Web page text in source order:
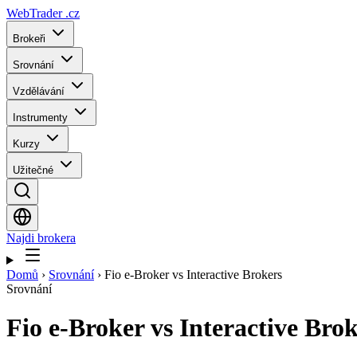
WebTrader .cz
Brokeři
Srovnání
Vzdělávání
Instrumenty
Kurzy
Užitečné
Najdi brokera
Domů › Srovnání › Fio e-Broker vs Interactive Brokers
Srovnání
Fio e-Broker vs Interactive